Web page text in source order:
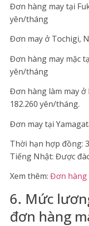
Đơn hàng may tại
yên/tháng
Đơn may ở Tochigi,
Đơn hàng may mặc
yên/tháng
Đơn hàng làm may
182.260 yên/tháng.
Đơn may tại
Thời hạn hợp đồng:
Tiếng Nhật: Được
Xem thêm: Đơn hàng
6. Mức
đơn hàng